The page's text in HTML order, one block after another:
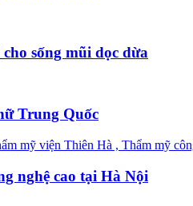
sống mũi dọc dừa
Trung Quốc
nghệ cao tại Hà Nội